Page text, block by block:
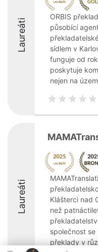
Laureáti
ORBIS
působící
sídlem v
funguje od
poskytuje
nejen na
Laureáti
Klášterci nad
než
společnost
překlady v